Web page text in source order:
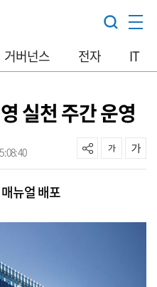
거버넌스 전자 IT
실천 주간 운영
뉴얼 배포